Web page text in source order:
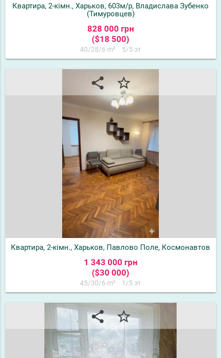
Квартира, 2-кімн., Харьков, 603м/р, Владислава Зубенко
(Тимуровцев)
828 000 грн
($18 500)
40/28/6 m² 5/5 эт
share star_border
Квартира, 2-кімн., Харьков, Павлово Поле, Космонавтов
1 343 000 грн
($30 000)
45/30/6 m² 1/5 эт
share star_border